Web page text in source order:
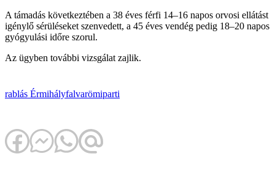
A támadás következtében a 38 éves férfi 14–16 napos orvosi ellátást
igénylő sérüléseket szenvedett, a 45 éves vendég pedig 18–20 napos
gyógyulási időre szorul.
Az ügyben további vizsgálat zajlik.
rablás Érmihályfalvarömiparti